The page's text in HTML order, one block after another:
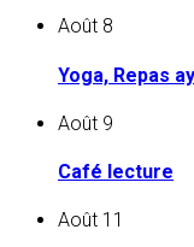
Août 8
Yoga, Repas
Août 9
Café lecture
Août 11